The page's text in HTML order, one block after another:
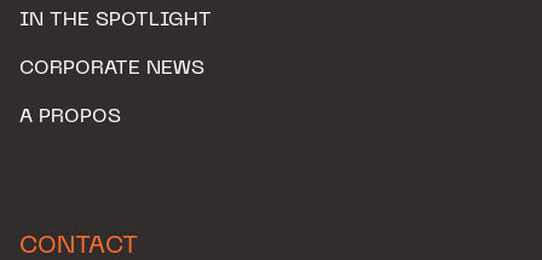
IN THE SPOTLIGHT
CORPORATE NEWS
A PROPOS
CONTACT